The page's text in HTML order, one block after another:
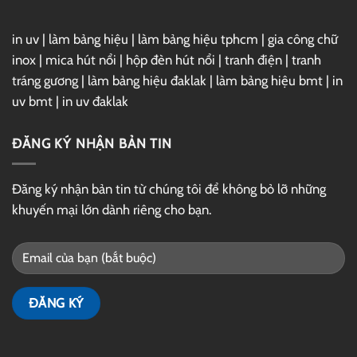
in uv | làm bảng hiệu | làm bảng hiệu tphcm | gia công chữ
inox | mica hút nổi | hộp đèn hút nổi | tranh điện | tranh
tráng gương | làm bảng hiệu đaklak | làm bảng hiệu bmt | in
uv bmt | in uv đaklak
ĐĂNG KÝ NHẬN BẢN TIN
Đăng ký nhận bản tin từ chúng tôi để không bỏ lỡ những
khuyến mại lớn dành riêng cho bạn.